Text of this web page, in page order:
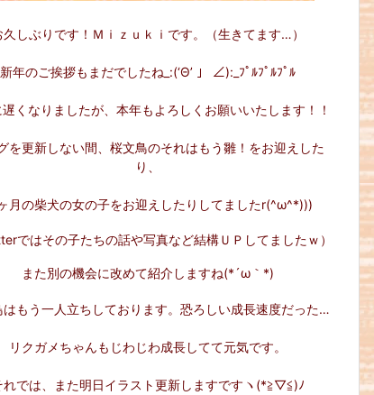
久しぶりです！Ｍｉｚｕｋｉです。（生きてます…）
新年のご挨拶もまだでしたね_:(‘Θ’ 」 ∠):_ﾌﾟﾙﾌﾟﾙﾌﾟﾙ
くなりましたが、本年もよろしくお願いいたします！！
を更新しない間、桜文鳥のそれはもう雛！をお迎えした
り、
月の柴犬の女の子をお迎えしたりしてましたr(^ω^*)))
ではその子たちの話や写真など結構ＵＰしてましたｗ）
また別の機会に改めて紹介しますね(*´ω｀*)
はもう一人立ちしております。恐ろしい成長速度だった…
リクガメちゃんもじわじわ成長してて元気です。
れでは、また明日イラスト更新しますですヽ(*≧▽≦)ﾉ